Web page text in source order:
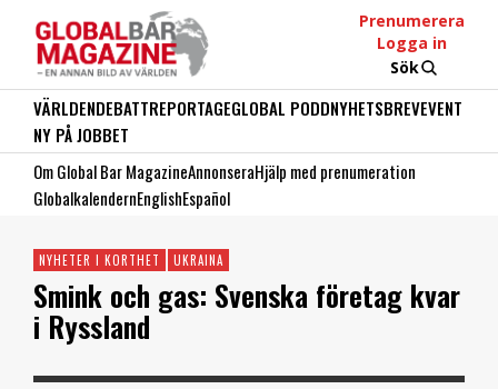
Prenumerera
Logga in
Sök
VÄRLDENDEBATTREPORTAGEGLOBAL PODDNYHETSBREVEVENT
NY PÅ JOBBET
Om Global Bar MagazineAnnonseraHjälp med prenumeration
GlobalkalendernEnglishEspañol
NYHETER I KORTHET UKRAINA
Smink och gas: Svenska företag kvar
i Ryssland